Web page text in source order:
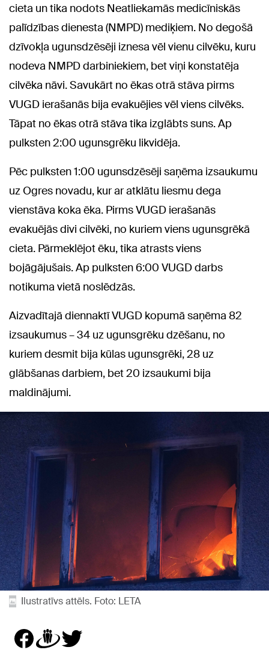
cieta un tika nodots Neatliekamās medicīniskās
palīdzības dienesta (NMPD) mediķiem. No degošā
dzīvokļa ugunsdzēsēji iznesa vēl vienu cilvēku, kuru
nodeva NMPD darbiniekiem, bet viņi konstatēja
cilvēka nāvi. Savukārt no ēkas otrā stāva pirms
VUGD ierašanās bija evakuējies vēl viens cilvēks.
Tāpat no ēkas otrā stāva tika izglābts suns. Ap
pulksten 2:00 ugunsgrēku likvidēja.
Pēc pulksten 1:00 ugunsdzēsēji saņēma izsaukumu
uz Ogres novadu, kur ar atklātu liesmu dega
vienstāva koka ēka. Pirms VUGD ierašanās
evakuējās divi cilvēki, no kuriem viens ugunsgrēkā
cieta. Pārmeklējot ēku, tika atrasts viens
bojāgājušais. Ap pulksten 6:00 VUGD darbs
notikuma vietā noslēdzās.
Aizvadītajā diennaktī VUGD kopumā saņēma 82
izsaukumus – 34 uz ugunsgrēku dzēšanu, no
kuriem desmit bija kūlas ugunsgrēki, 28 uz
glābšanas darbiem, bet 20 izsaukumi bija
maldinājumi.
Ilustratīvs attēls. Foto: LETA